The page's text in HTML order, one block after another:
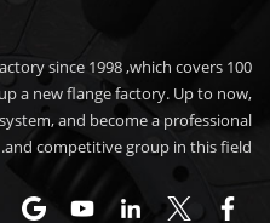
since 1998 ,which covers 100
a new flange factory. Up to now,
and become a professional
and competitive group in this field.